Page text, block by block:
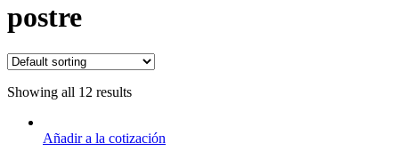
postre
Showing all 12 results
Añadir a la cotización